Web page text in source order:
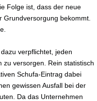
Folge ist, dass der neue
Grundversorgung bekommt.
verpflichtet, jeden
zu versorgen. Rein statistisch
Schufa-Eintrag dabei
gewissen Ausfall bei der
Da das Unternehmen